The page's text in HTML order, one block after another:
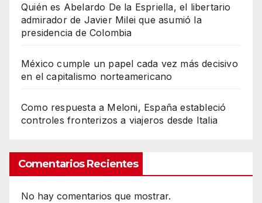
Quién es Abelardo De la Espriella, el libertario
admirador de Javier Milei que asumió la
presidencia de Colombia
México cumple un papel cada vez más decisivo
en el capitalismo norteamericano
Como respuesta a Meloni, España estableció
controles fronterizos a viajeros desde Italia
Comentarios Recientes
No hay comentarios que mostrar.